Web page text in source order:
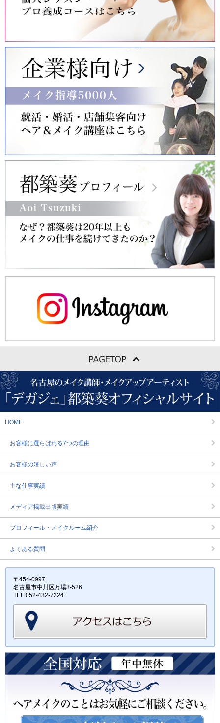
HOME
お客様に選らばれる7つの理由
お客様の嬉しい声
主な仕事実績
メディア掲載出版実績
プロフィール・メイクルーム紹介
よくある質問
〒454-0997
名古屋市中川区万場3-526
TEL:052-432-7224